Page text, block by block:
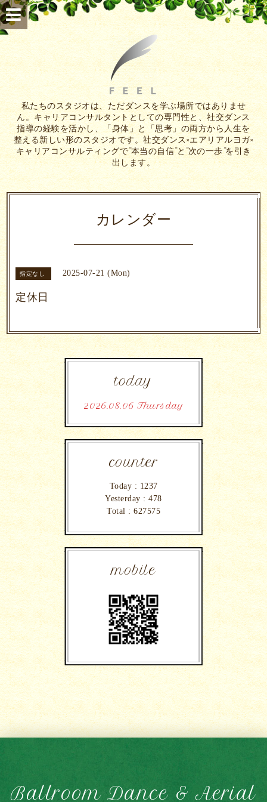
私たちのスタジオは、ただダンスを学ぶ場所ではありませ
ん。キャリアコンサルタントとしての専門性と、社交ダンス
指導の経験を活かし、「身体」と「思考」の両方から人生を
整える新しい形のスタジオです。社交ダンス×エアリアルヨガ×
キャリアコンサルティングで”本当の自信”と”次の一歩”を引き
出します。
カレンダー
指定なし 2025-07-21 (Mon)
定休日
today
2026.08.06 Thursday
counter
Today : 1237
Yesterday :478
Total : 627575
mobile
Ballroom Dance & Aerial